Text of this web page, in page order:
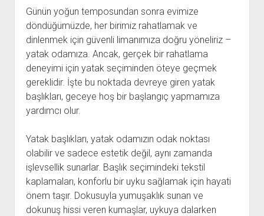
Günün yoğun temposundan sonra evimize
döndüğümüzde, her birimiz rahatlamak ve
dinlenmek için güvenli limanımıza doğru yöneliriz –
yatak odamıza. Ancak, gerçek bir rahatlama
deneyimi için yatak seçiminden öteye geçmek
gereklidir. İşte bu noktada devreye giren yatak
başlıkları, geceye hoş bir başlangıç yapmamıza
yardımcı olur.
Yatak başlıkları, yatak odamızın odak noktası
olabilir ve sadece estetik değil, aynı zamanda
işlevsellik sunarlar. Başlık seçimindeki tekstil
kaplamaları, konforlu bir uyku sağlamak için hayati
önem taşır. Dokusuyla yumuşaklık sunan ve
dokunuş hissi veren kumaşlar, uykuya dalarken